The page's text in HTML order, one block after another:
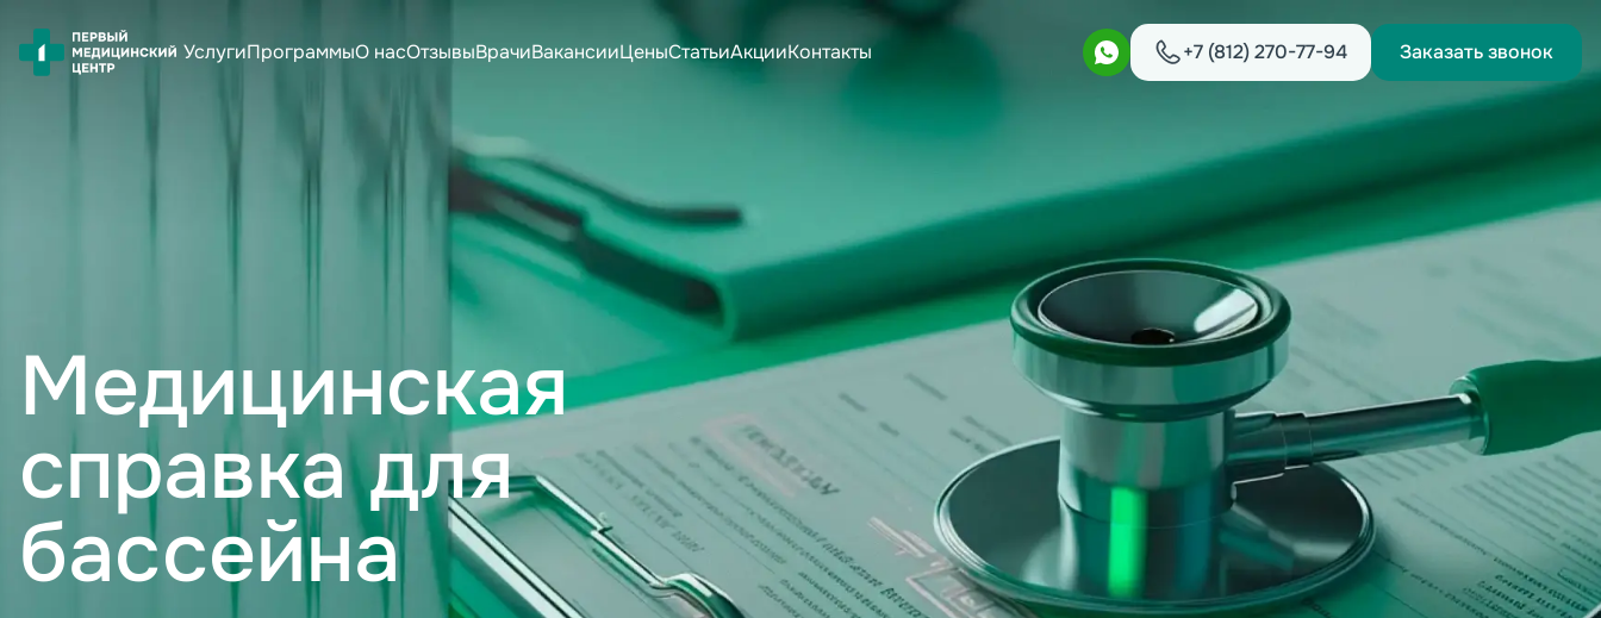
УслугиПрограммыО насОтзывыВрачиВакансииЦеныСтатьиАкцииКонтакты +7 (812) 270-77-94 Заказать звонок
Медицинская
справка для
бассейна